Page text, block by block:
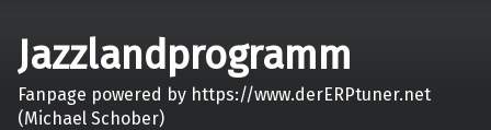
Jazzlandprogramm
Fanpage powered by https://www.derERPtuner.net
(Michael Schober)